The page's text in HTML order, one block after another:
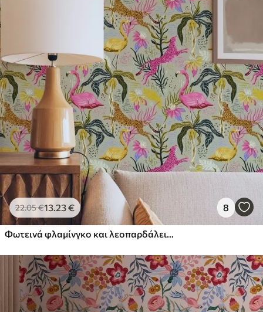
22.05€13.23€ 8
Φωτεινά φλαμίνγκο και λεοπαρδάλεις ανάμεσα σε τροπικά φυτά